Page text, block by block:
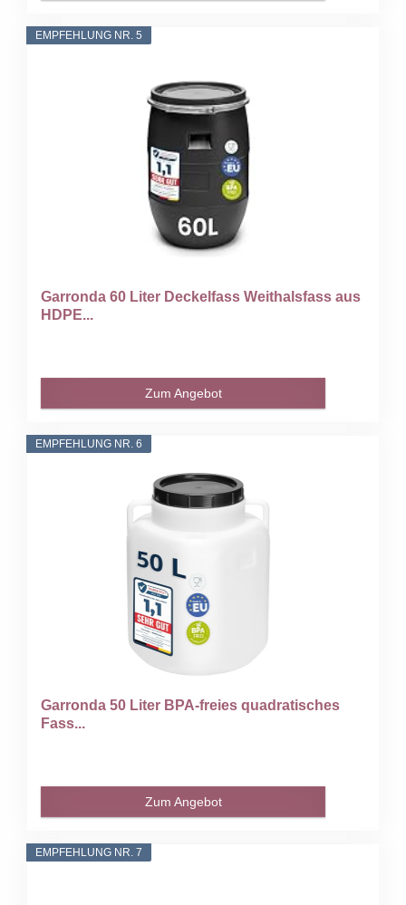
EMPFEHLUNG NR. 5
Garronda 60 Liter Deckelfass Weithalsfass aus
HDPE...
Zum Angebot
EMPFEHLUNG NR. 6
Garronda 50 Liter BPA-freies quadratisches
Fass...
Zum Angebot
EMPFEHLUNG NR. 7